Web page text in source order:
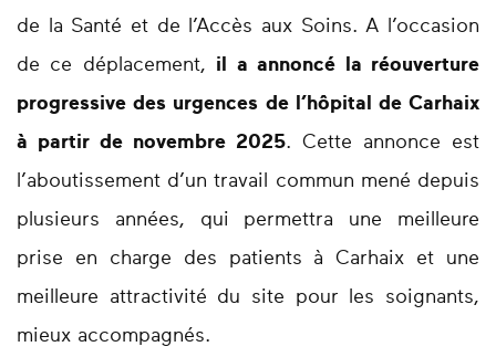
de la Santé et de l’Accès aux Soins. A l’occasion
de ce déplacement, il a annoncé la réouverture
progressive des urgences de l’hôpital de Carhaix
à partir de novembre 2025. Cette annonce est
l’aboutissement d’un travail commun mené depuis
plusieurs années, qui permettra une meilleure
prise en charge des patients à Carhaix et une
meilleure attractivité du site pour les soignants,
mieux accompagnés.